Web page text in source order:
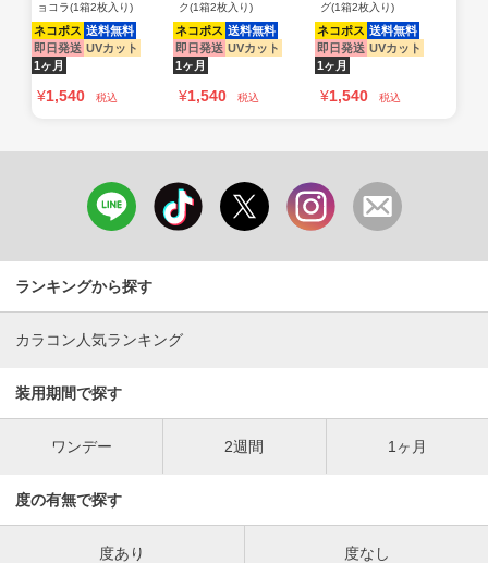
ョコラ(1箱2枚入り)
ネコポス 送料無料
即日発送 UVカット
1ヶ月
¥1,540 税込
ク(1箱2枚入り)
ネコポス 送料無料
即日発送 UVカット
1ヶ月
¥1,540 税込
グ(1箱2枚入り)
ネコポス 送料無料
即日発送 UVカット
1ヶ月
¥1,540 税込
ランキングから探す
カラコン人気ランキング
装用期間で探す
ワンデー 2週間 1ヶ月
度の有無で探す
度あり 度なし